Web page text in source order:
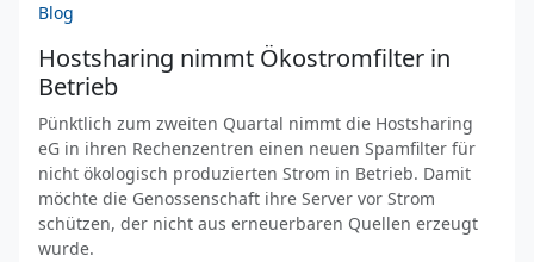
Blog
Hostsharing nimmt Ökostromfilter in
Betrieb
Pünktlich zum zweiten Quartal nimmt die Hostsharing
eG in ihren Rechenzentren einen neuen Spamfilter für
nicht ökologisch produzierten Strom in Betrieb. Damit
möchte die Genossenschaft ihre Server vor Strom
schützen, der nicht aus erneuerbaren Quellen erzeugt
wurde.